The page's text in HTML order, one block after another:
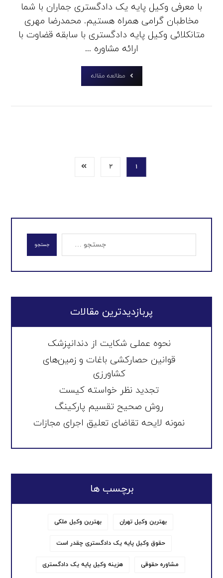
با معرفی وکیل پایه یک دادگستری جماران با شما
مخاطبان گرامی همراه هستیم. محمدرضا مهری
متانکلائی وکیل پایه دادگستری با سابقه قضاوت با
ارائه مشاوره ...
مطالعه مقاله
۱ ۲
جستجو
پربازدیدترین مقالات
نحوه عملی شکایت از دندانپزشک
قوانین حصارکشی باغات و زمین‌های
کشاورزی
تجدید نظر خواسته کیست
روش صحیح تقسیم پارکینگ
نمونه لایحه تقاضای تعلیق اجرای مجازات
برچسب ها
بهترین وکیل تهران بهترین وکیل ملکی
حقوق وکیل پایه یک دادگستری چقدر است
مشاوره حقوقی هزینه وکیل پایه یک دادگستری